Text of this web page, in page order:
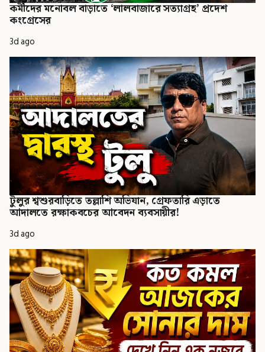
কর্মীদের মনোবল বাড়াতে ‘লালবাজারে সত্যাগ্রহ’ প্রদেশ
কংগ্রেসের
3d ago
টুলুর শ্বশুরবাড়িতে তল্লাশি অভিযান, গ্রেফতারি এড়াতে
আদালতে রক্ষাকবচের আবেদন ব্যবসায়ীর!
3d ago